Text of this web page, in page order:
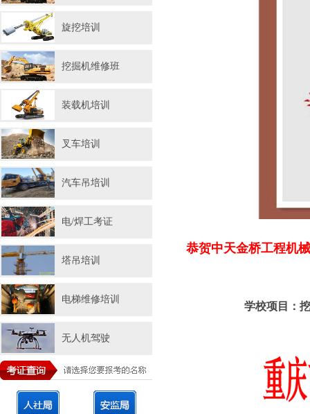
旋挖培训
挖掘机维修班
装载机培训
叉车培训
汽车吊培训
电/焊工考证
塔吊培训
电梯维修培训
无人机驾驶
恭贺中天金桥工程机
学校项目：